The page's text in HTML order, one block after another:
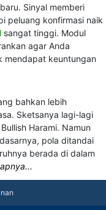
Sinyal memberi
peluang konfirmasi naik
sangat tinggi. Modul
agar Anda
mendapat keuntungan
bahkan lebih
Sketsanya lagi-lagi
Harami. Namun
pola ditandai
berada di dalam